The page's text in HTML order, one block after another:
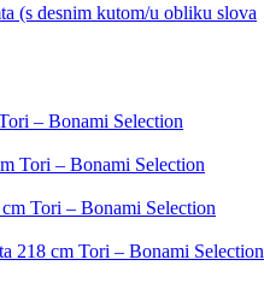
(s desnim kutom/u obliku slova
– Bonami Selection
Tori – Bonami Selection
Tori – Bonami Selection
218 cm Tori – Bonami Selection